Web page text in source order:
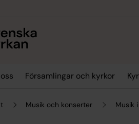
Församlingar och kyrkor
Musik och konserter Musik